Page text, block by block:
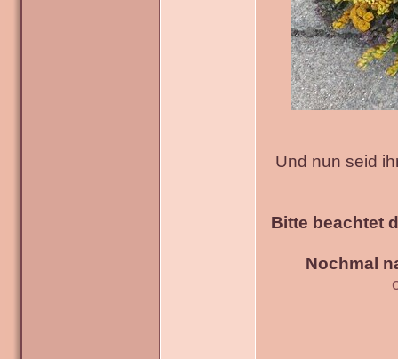
Und nun seid
Bitte beachtet
Nochmal